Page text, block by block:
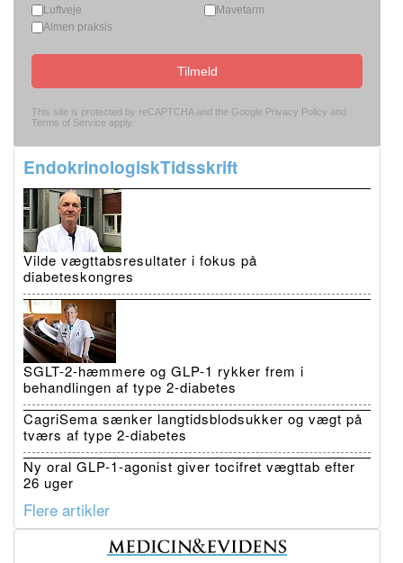
Luftveje
Mavetarm
Almen praksis
Tilmeld
This site is protected by reCAPTCHA and the Google Privacy Policy and
Terms of Service apply.
EndokrinologiskTidsskrift
Vilde vægttabsresultater i fokus på
diabeteskongres
SGLT-2-hæmmere og GLP-1 rykker frem i
behandlingen af type 2-diabetes
CagriSema sænker langtidsblodsukker og vægt på
tværs af type 2-diabetes
Ny oral GLP-1-agonist giver tocifret vægttab efter
26 uger
Flere artikler